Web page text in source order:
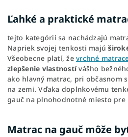
Ľahké a praktické
tejto kategórii sa nachádzajú
Napriek svojej tenkosti majú
Všeobecne platí, že vrchné
zlepšenie vlastnostívášho
ako hlavný matrac, pri občasnom
na zemi. Vďaka doplnkovému
gauč na plnohodnotné miesto pre
Matrac na gauč môže